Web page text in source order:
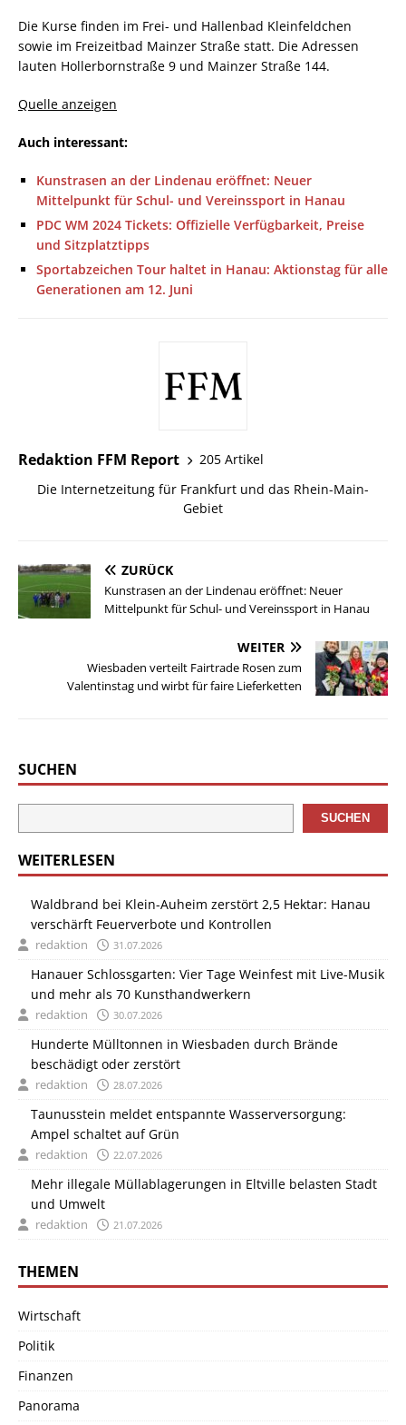
Die Kurse finden im Frei- und Hallenbad Kleinfeldchen
sowie im Freizeitbad Mainzer Straße statt. Die Adressen
lauten Hollerbornstraße 9 und Mainzer Straße 144.
Quelle anzeigen
Auch interessant:
Kunstrasen an der Lindenau eröffnet: Neuer
Mittelpunkt für Schul- und Vereinssport in Hanau
PDC WM 2024 Tickets: Offizielle Verfügbarkeit, Preise
und Sitzplatztipps
Sportabzeichen Tour haltet in Hanau: Aktionstag für alle
Generationen am 12. Juni
Redaktion FFM Report
205 Artikel
Die Internetzeitung für Frankfurt und das Rhein-Main-
Gebiet
ZURÜCK
Kunstrasen an der Lindenau eröffnet: Neuer
Mittelpunkt für Schul- und Vereinssport in Hanau
WEITER
Wiesbaden verteilt Fairtrade Rosen zum
Valentinstag und wirbt für faire Lieferketten
SUCHEN
SUCHEN
WEITERLESEN
Waldbrand bei Klein-Auheim zerstört 2,5 Hektar: Hanau
verschärft Feuerverbote und Kontrollen
redaktion 31.07.2026
Hanauer Schlossgarten: Vier Tage Weinfest mit Live-Musik
und mehr als 70 Kunsthandwerkern
redaktion 30.07.2026
Hunderte Mülltonnen in Wiesbaden durch Brände
beschädigt oder zerstört
redaktion 28.07.2026
Taunusstein meldet entspannte Wasserversorgung:
Ampel schaltet auf Grün
redaktion 22.07.2026
Mehr illegale Müllablagerungen in Eltville belasten Stadt
und Umwelt
redaktion 21.07.2026
THEMEN
Wirtschaft
Politik
Finanzen
Panorama